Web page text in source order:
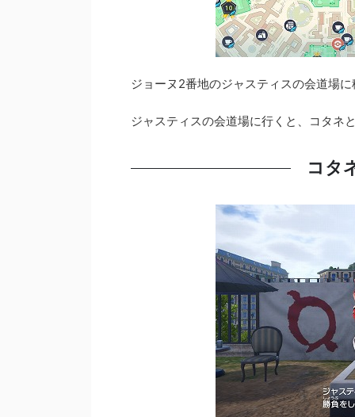
ジョーヌ2番地のジャスティスの会道場
ジャスティスの会道場に行くと、コタネ
コタ